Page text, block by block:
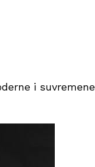
i suvremene